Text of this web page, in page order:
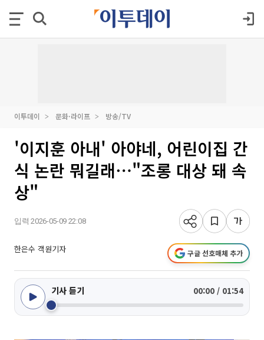
이투데이 문화·라이프 방송/TV
'이지훈 아내' 아야네, 어린이집 간
식 논란 뭐길래⋯"조롱 대상 돼 속
상"
입력 2026-05-09 22:08
한은수 객원기자 구글 선호매체 추가
기사 듣기 00:00 / 01:54